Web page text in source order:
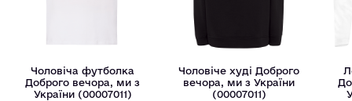
Чоловіча футболка
Доброго вечора, ми з
України (00007011)
Чоловіче худі Доброго
вечора, ми з України
(00007011)